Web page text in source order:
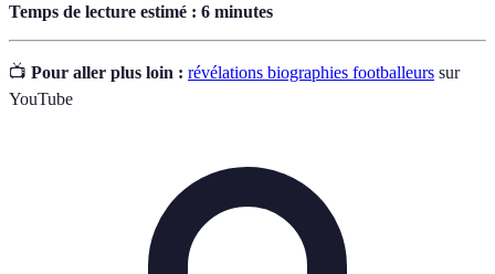
Temps de lecture estimé : 6 minutes
📺 Pour aller plus loin : révélations biographies footballeurs sur
YouTube